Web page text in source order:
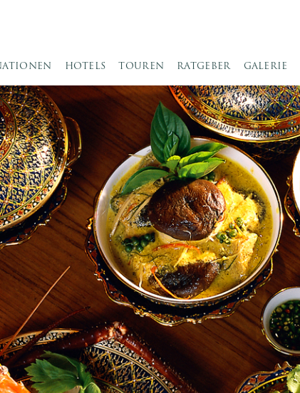
HOTELS TOUREN RATGEBER GALERIE